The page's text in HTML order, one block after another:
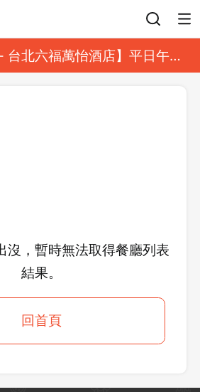
台北六福萬怡酒店】平日午餐
起｜靓港點套餐
沒，暫時無法取得餐廳列表
結果。
回首頁
登出